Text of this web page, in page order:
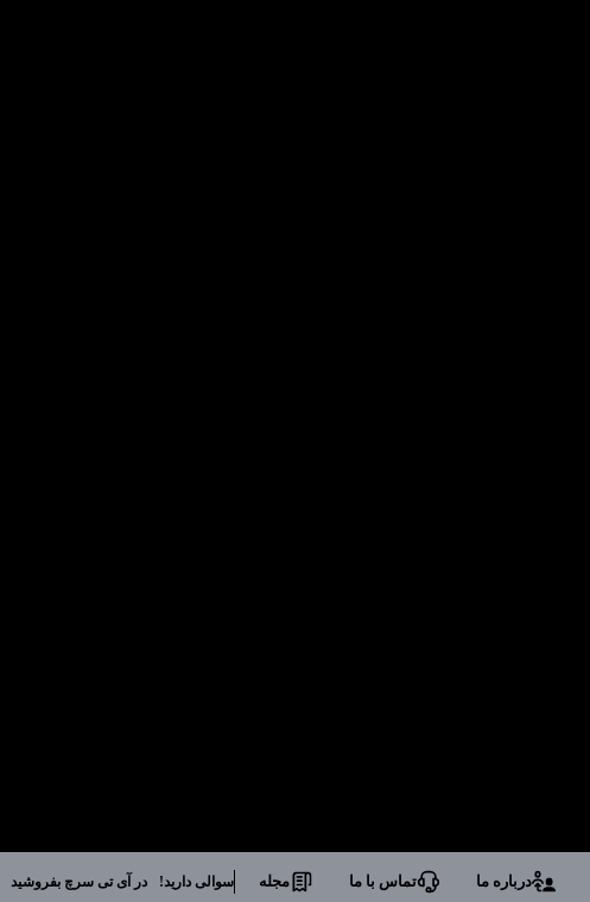
درباره ما تماس با ما مجله سوالی دارید! در آی تی سرچ بفروشید